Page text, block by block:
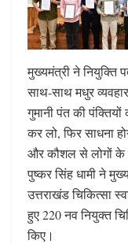
मुख्यमंत्री ने नियुक्ति
साथ-साथ मधुर
गुमानी पंत की
कर लो, फिर साधना
और कौशल से लोगों के
पुष्कर सिंह धामी ने
उत्तराखंड चिकित्सा
हुए 220 नव नियुक्त
किए।